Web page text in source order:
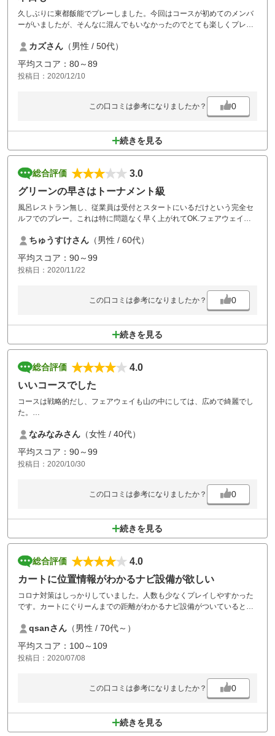
久しぶりに東都飯能でプレーしました。今回はコースが初めてのメンバ
ーがいましたが、そんなに混んでもいなかったのでとても楽しくプレー
良い感じでした。アイアンカバーを無くしましたが、親切に探して頂き
見つかったと連絡が有りました。とても親切な対応をありがとうござい
ます。
また行きたいゴルフ場です。
カズさん （男性 / 50代）
平均スコア：80～89
投稿日：2020/12/10
この口コミは参考になりましたか？ 0
続きを見る
総合評価
3.0
グリーンの早さはトーナメント級
風呂レストラン無し、従業員は受付とスタートにいるだけという完全セ
ルフでのプレー。これは特に問題なく早く上がれてOK.フェアウェイの
せてはいけない場所に乗せると1stパットがグリーン上に止まらないこと
もあり、3パットが10回もあった。これは是非リベンジしたいと思う。
コースは若干アップダウンがあり年寄りにはちょっときつい。カートに
ナビが欲しい。
ちゅうすけさん （男性 / 60代）
平均スコア：90～99
投稿日：2020/11/22
この口コミは参考になりましたか？ 0
続きを見る
総合評価
4.0
いいコースでした
コースは戦略的だし、フェアウェイも山の中にしては、広めで綺麗でし
た。
あとは、クラブハウスとか古いから仕方ないのかもしれませんが、コー
スの途中のトイレが和式にはびっくりでした？
クラブハウスのトイレもそうですが、少し直したら女性客も増えると思
います。
なみなみさん （女性 / 40代）
平均スコア：90～99
投稿日：2020/10/30
この口コミは参考になりましたか？ 0
続きを見る
総合評価
4.0
カートに位置情報がわかるナビ設備が欲しい
コロナ対策はしっかりしていました。人数も少なくプレイしやすかった
です。カートにぐりーんまでの距離がわかるナビ設備がついていると時
qsanさん （男性 / 70代～）
平均スコア：100～109
投稿日：2020/07/08
この口コミは参考になりましたか？ 0
続きを見る